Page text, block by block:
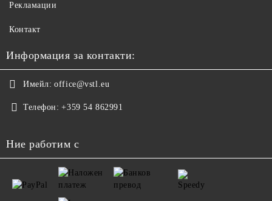
Рекламации
Контакт
Информация за контакти:
Имейл: office@vstl.eu
Телефон: +359 54 862991
Ние работим с